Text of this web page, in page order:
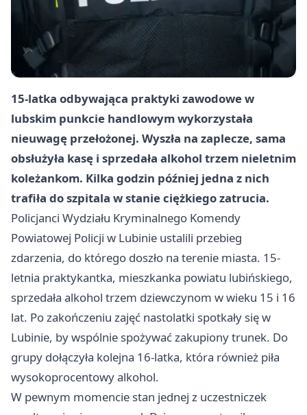
15-latka odbywająca praktyki zawodowe w
lubskim punkcie handlowym wykorzystała
nieuwagę przełożonej. Wyszła na zaplecze, sama
obsłużyła kasę i sprzedała alkohol trzem nieletnim
koleżankom. Kilka godzin później jedna z nich
trafiła do szpitala w stanie ciężkiego zatrucia.
Policjanci Wydziału Kryminalnego Komendy
Powiatowej Policji w Lubinie ustalili przebieg
zdarzenia, do którego doszło na terenie miasta. 15-
letnia praktykantka, mieszkanka powiatu lubińskiego,
sprzedała alkohol trzem dziewczynom w wieku 15 i 16
lat. Po zakończeniu zajęć nastolatki spotkały się w
Lubinie, by wspólnie spożywać zakupiony trunek. Do
grupy dołączyła kolejna 16-latka, która również piła
wysokoprocentowy alkohol.
W pewnym momencie stan jednej z uczestniczek